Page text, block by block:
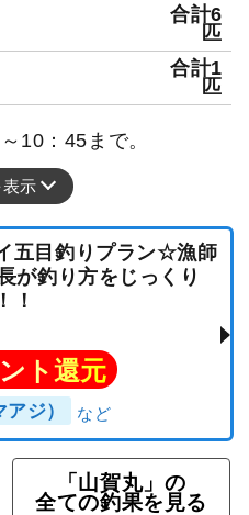
合計6
匹
合計1
匹
10：45まで。
示
五目釣りプラン☆漁師
が釣り方をじっくり
！
ト還元
ジ）
「山賀丸」の
全ての釣果を見る